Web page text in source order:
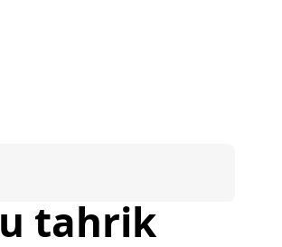
tahrik